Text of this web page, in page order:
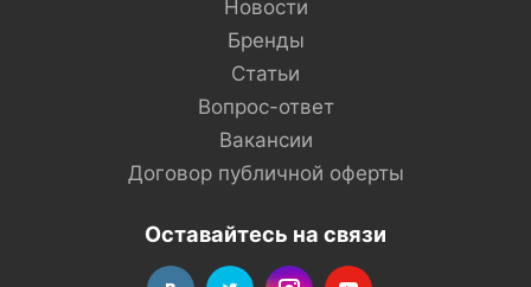
Новости
Бренды
Статьи
Вопрос-ответ
Вакансии
Договор публичной оферты
Оставайтесь на связи